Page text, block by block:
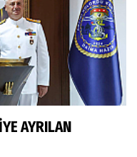
AYRILAN